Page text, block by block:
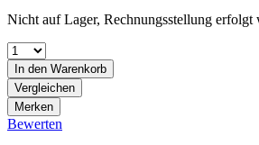
Nicht auf Lager, Rechnungsstellung erfolgt
In den Warenkorb
Vergleichen
Merken
Bewerten